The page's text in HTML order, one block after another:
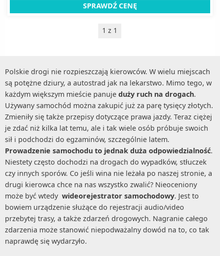
SPRAWDŹ CENĘ
1 z 1
Polskie drogi nie rozpieszczają kierowców. W wielu miejscach
są potężne dziury, a autostrad jak na lekarstwo. Mimo tego, w
każdym większym mieście panuje duży ruch na drogach.
Używany samochód można zakupić już za parę tysięcy złotych.
Zmieniły się także przepisy dotyczące prawa jazdy. Teraz ciężej
je zdać niż kilka lat temu, ale i tak wiele osób próbuje swoich
sił i podchodzi do egzaminów, szczególnie latem.
Prowadzenie samochodu to jednak duża odpowiedzialność.
Niestety często dochodzi na drogach do wypadków, stłuczek
czy innych sporów. Co jeśli wina nie leżała po naszej stronie, a
drugi kierowca chce na nas wszystko zwalić? Nieoceniony
może być wtedy wideorejestrator samochodowy. Jest to
bowiem urządzenie służące do rejestracji audio/video
przebytej trasy, a także zdarzeń drogowych. Nagranie całego
zdarzenia może stanowić niepodważalny dowód na to, co tak
naprawdę się wydarzyło.